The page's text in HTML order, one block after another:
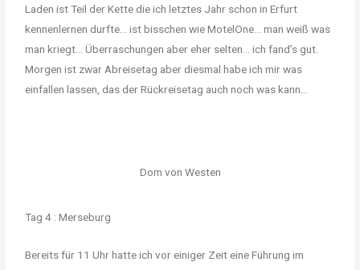
Laden ist Teil der Kette die ich letztes Jahr schon in Erfurt
kennenlernen durfte… ist bisschen wie MotelOne… man weiß was
man kriegt… Überraschungen aber eher selten… ich fand’s gut.
Morgen ist zwar Abreisetag aber diesmal habe ich mir was
einfallen lassen, das der Rückreisetag auch noch was kann…
Dom von Westen
Tag 4 : Merseburg
Bereits für 11 Uhr hatte ich vor einiger Zeit eine Führung im